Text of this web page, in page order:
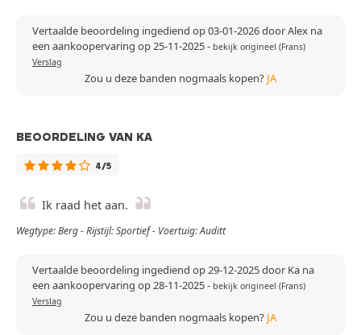
Vertaalde beoordeling ingediend op 03-01-2026 door Alex na
een aankoopervaring op 25-11-2025- bekijk origineel (Frans)
Verslag
Zou u deze banden nogmaals kopen? JA
BEOORDELING VAN KA
4/5
Ik raad het aan.
Wegtype: Berg - Rijstijl: Sportief - Voertuig: Auditt
Vertaalde beoordeling ingediend op 29-12-2025 door Ka na
een aankoopervaring op 28-11-2025- bekijk origineel (Frans)
Verslag
Zou u deze banden nogmaals kopen? JA